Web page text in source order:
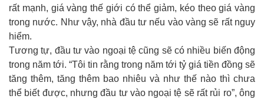
rất mạnh, giá vàng thế giới có thể giảm, kéo theo giá vàng
trong nước. Như vậy, nhà đầu tư nếu vào vàng sẽ rất nguy
hiểm.
Tương tự, đầu tư vào ngoại tệ cũng sẽ có nhiều biến động
trong năm tới. “Tôi tin rằng trong năm tới tỷ giá tiền đồng sẽ
tăng thêm, tăng thêm bao nhiêu và như thế nào thì chưa
thể biết được, nhưng đầu tư vào ngoại tệ sẽ rất rủi ro”, ông